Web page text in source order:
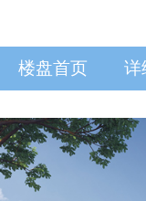
楼盘首页 详